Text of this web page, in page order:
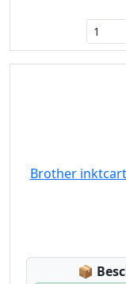
Brother
📦